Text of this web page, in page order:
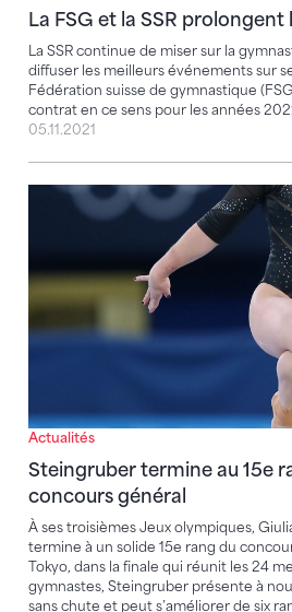
La FSG et la SSR
La SSR continue de miser sur la
diffuser les meilleurs événements sur
Fédération suisse de gymnastique
contrat en ce sens pour les années
05.11.2021
Actualités
Steingruber termine au 15e
concours général
À ses troisièmes Jeux olympiques,
termine à un solide 15e rang du
Tokyo, dans la finale qui réunit les 24
gymnastes, Steingruber présente à
sans chute et peut s’améliorer de six
Steingruber termine au 15e